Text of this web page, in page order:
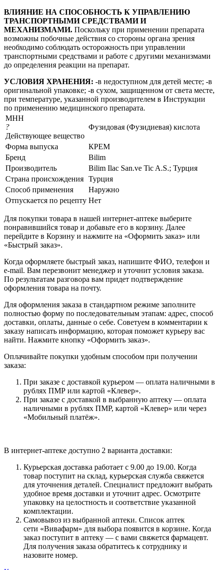
ВЛИЯНИЕ НА СПОСОБНОСТЬ К УПРАВЛЕНИЮ
ТРАНСПОРТНЫМИ СРЕДСТВАМИ И
МЕХАНИЗМАМИ. Поскольку при применении препарата
возможны побочные действия со стороны органа зрения
необходимо соблюдать осторожность при управлении
транспортными средствами и работе с другими механизмами
до определения реакции на препарат.
УСЛОВИЯ ХРАНЕНИЯ: -в недоступном для детей месте; -в
оригинальной упаковке; -в сухом, защищенном от света месте,
при температуре, указанной производителем в Инструкции
по применению медицинского препарата.
МНН
?
Действующее вещество
Фузидовая (Фузидиевая) кислота
Форма выпуска
КРЕМ
Бренд
Bilim
Производитель
Bilim Ilac San.ve Tic A.S.; Турция
Страна происхождения Турция
Способ применения
Наружно
Отпускается по рецепту Нет
Для покупки товара в нашей интернет-аптеке выберите
понравившийся товар и добавьте его в корзину. Далее
перейдите в Корзину и нажмите на «Оформить заказ» или
«Быстрый заказ».
Когда оформляете быстрый заказ, напишите ФИО, телефон и
e-mail. Вам перезвонит менеджер и уточнит условия заказа.
По результатам разговора вам придет подтверждение
оформления товара на почту.
Для оформления заказа в стандартном режиме заполните
полностью форму по последовательным этапам: адрес, способ
доставки, оплаты, данные о себе. Советуем в комментарии к
заказу написать информацию, которая поможет курьеру вас
найти. Нажмите кнопку «Оформить заказ».
Оплачивайте покупки удобным способом при получении
заказа:
При заказе с доставкой курьером — оплата наличными в
рублях ПМР или картой «Клевер».
При заказе с доставкой в выбранную аптеку — оплата
наличными в рублях ПМР, картой «Клевер» или через
«Мобильный платёж».
В интернет-аптеке доступно 2 варианта доставки:
Курьерская доставка работает с 9.00 до 19.00. Когда
товар поступит на склад, курьерская служба свяжется
для уточнения деталей. Специалист предложит выбрать
удобное время доставки и уточнит адрес. Осмотрите
упаковку на целостность и соответствие указанной
комплектации.
Самовывоз из выбранной аптеки. Список аптек
сети «Вивафарм» для выбора появится в корзине. Когда
заказ поступит в аптеку — с вами свяжется фармацевт.
Для получения заказа обратитесь к сотруднику и
назовите номер.